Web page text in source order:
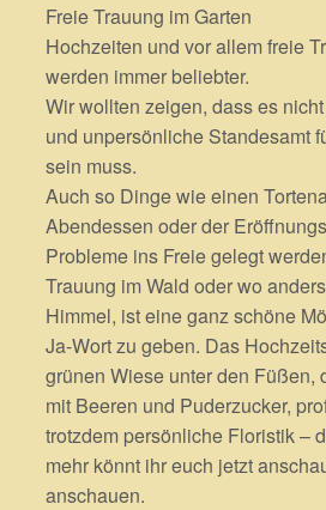
Freie Trauung im Garten
Hochzeiten und vor allem freie
werden immer beliebter.
Wir wollten zeigen, dass es
und unpersönliche Standesamt
sein muss.
Auch so Dinge wie einen
Abendessen oder der
Probleme ins Freie gelegt
Trauung im Wald oder wo
Himmel, ist eine ganz schöne
Ja-Wort zu geben. Das
grünen Wiese unter den Füßen,
mit Beeren und Puderzucker,
trotzdem persönliche Floristik –
mehr könnt ihr euch jetzt
anschauen.